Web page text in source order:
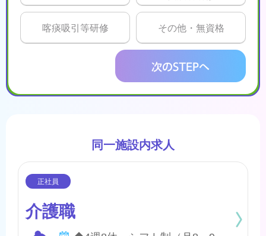
喀痰吸引等研修 その他・無資格
同一施設内求人
介護職